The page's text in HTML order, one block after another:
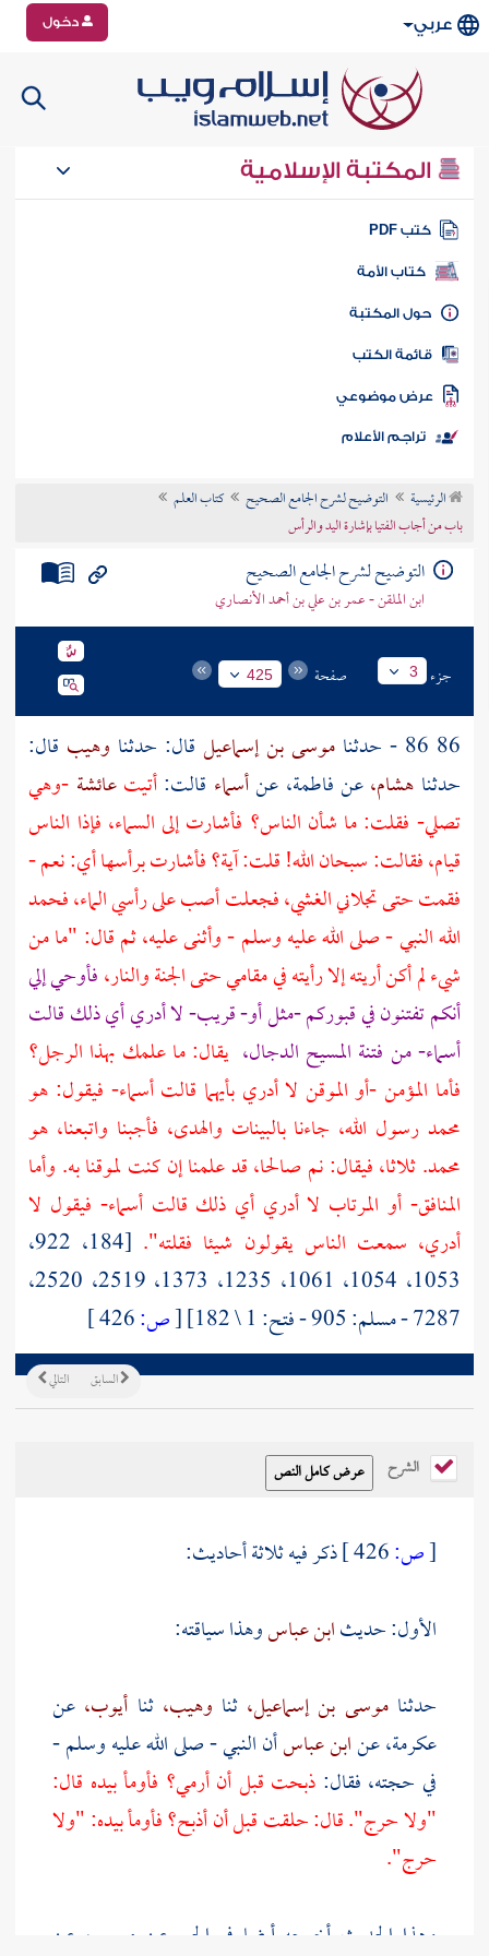
عربي دخول
المكتبة الإسلامية
كتب PDF
كتاب الأمة
المكتبة
الكتب
موضوعي
تراجم الأعلام
الرئيسية التوضيح لشرح الجامع الصحيح
كتاب العلم
باب من أجاب الفتيا بإشارة اليد والرأس
التوضيح لشرح الجامع الصحيح
ابن الملقن - عمر بن علي بن أحمد الأنصاري
جزء 3 صفحة 425
86 86 - حدثنا موسى بن إسماعيل قال: حدثنا وهيب قال:
حدثنا هشام،عنفاطمة، عنأسماء قالت:أتيتعائشة -وهي
تصلي- فقلت: ما شأن الناس؟ فأشارت إلى السماء، فإذا الناس
قيام، فقالت: سبحان الله! قلت: آية؟ فأشارت برأسها أي: نعم -
فقمت حتى تجلاني الغشي، فجعلت أصب على رأسي الماء، فحمد
الله النبي - صلى الله عليه وسلم - وأثنى عليه، ثم قال: "ما من
شيء لم أكن أريته إلا رأيته في مقامي حتى الجنة والنار،فأوحي إلي
أنكم تفتنون في قبوركم -مثل أو- قريب- لا أدري أي ذلك قالت
أسماء- من فتنة المسيح الدجال، يقال: ما علمك بهذا الرجل؟
فأما المؤمن -أو الموقن لا أدري بأيهما قالت أسماء- فيقول: هو
محمد رسول الله، جاءنا بالبينات والهدى، فأجبنا واتبعنا، هو
محمد. ثلاثا، فيقال: نم صالحا، قد علمنا إن كنت لموقنا به. وأما
المنافق- أو المرتاب لا أدري أي ذلك قالت أسماء- فيقول لا
أدري، سمعت الناس يقولون شيئا فقلته".
[184، 922،
1053، 1054، 1061، 1235، 1373، 2519، 2520،
7287 - مسلم: 905 - فتح: 1 \ 182]
[ص:
التالي السابق
الشرح
[ص:
ذكر فيه ثلاثة أحاديث:
الأول: حديثابن عباسوهذا سياقته:
حدثناموسى بن إسماعيل، ثنا وهيب،ثنا أيوب، عن
عكرمة،عنابن عباسأن النبي - صلى الله عليه وسلم -
في حجته، فقال: ذبحت قبل أن أرمي؟ فأومأ بيده قال:
"ولا حرج". قال: حلقت قبل أن أذبح؟ فأومأ بيده: "ولا
حرج".
وهذا الحديث أخرجه أيضا في الحج عن موسى، عن